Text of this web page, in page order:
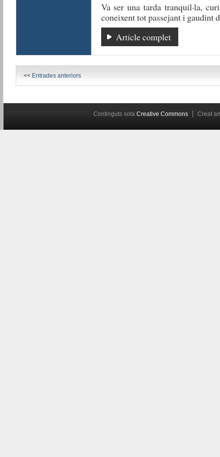
Va ser una tarda tranquil·la,
coneixent tot passejant i gaudint
Article complet
<< Entrades anteriors
Continguts sota Creative Commons Creat